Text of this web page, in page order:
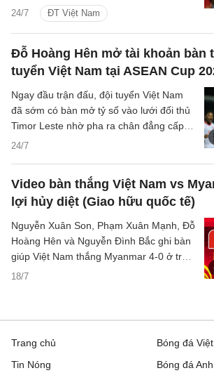
24/7 ĐT Việt Nam
Timor Leste.
Đỗ Hoàng Hên mở tài khoản bàn
tuyển Việt Nam tại ASEAN Cup
24/7
Ngay đầu trận đấu, đội tuyển Việt Nam
đã sớm có bàn mở tỷ số vào lưới đối thủ
Timor Leste nhờ pha ra chân đẳng cấp
của tiền vệ nhập tịch Đỗ Hoàng Hên.
Video bàn thắng Việt Nam vs
lợi hủy diệt (Giao hữu quốc tế)
18/7
Nguyễn Xuân Son, Phạm Xuân Mạnh, Đỗ
Hoàng Hên và Nguyễn Đình Bắc ghi bàn
giúp Việt Nam thắng Myanmar 4-0 ở trận
giao hữu trước ASEAN Cup.
Trang chủ
Tin Nóng
Bóng đá
Bóng đá Anh